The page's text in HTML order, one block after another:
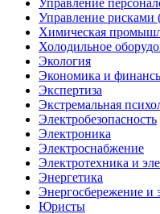
Управление
Управление
Химическая
Холодильное
Экология
Экономика и
Экспертиза
Экстремальная
Электробезопасность
Электроника
Электроснабжение
Электротехника и
Энергетика
Энергосбережение и
Юристы